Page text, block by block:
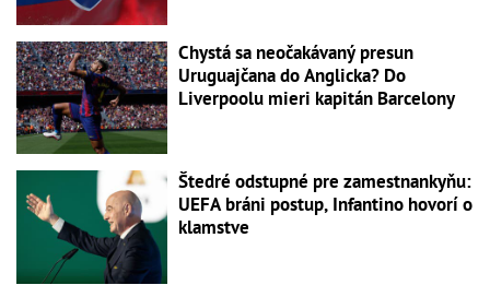
Chystá sa neočakávaný presun
Uruguajčana do Anglicka? Do
Liverpoolu mieri kapitán Barcelony
Štedré odstupné pre zamestnankyňu:
UEFA bráni postup, Infantino hovorí o
klamstve